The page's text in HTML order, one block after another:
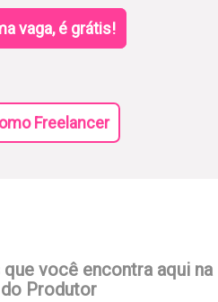
vaga, é grátis!
Freelancer
você encontra aqui na
Produtor